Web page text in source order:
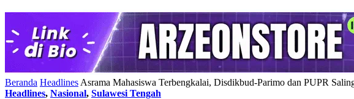
Beranda Headlines Asrama Mahasiswa Terbengkalai, Disdikbud-Parimo dan PUPR
Headlines, Nasional, Sulawesi Tengah